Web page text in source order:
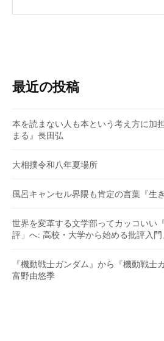
最近の投稿
本を読まない人も本という考え方に加
まる』長田弘
大相撲令和八年夏場所
風呂キャンセル界隈も肯定の言葉『生
世界を変革する文学部ってカッコいい
評」へ: 高校・大学から始める批評入
『機動戦士ガンダム』から『機動戦士
富野由悠季